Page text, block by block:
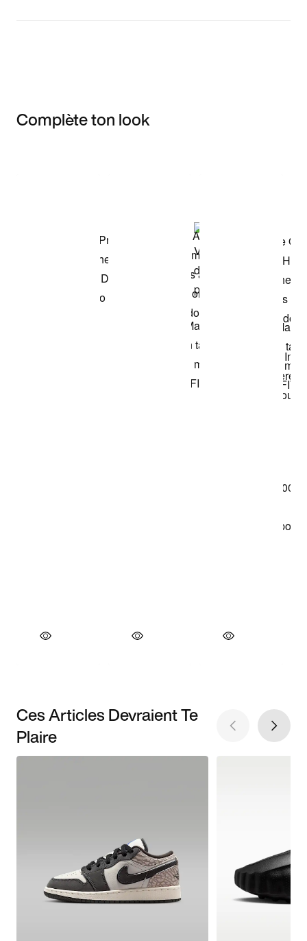
Complète ton look
Ces Articles Devraient Te
Plaire